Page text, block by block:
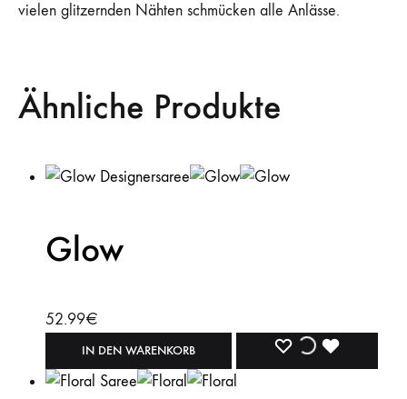
vielen glitzernden Nähten schmücken alle Anlässe.
Ähnliche Produkte
Glow
52.99€
IN DEN WARENKORB WISHLISTWISHLIST